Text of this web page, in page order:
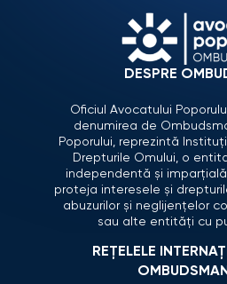
DESPRE
Oficiul Avocatului
denumirea de
Poporului, reprezintă
Drepturile Omului, o
independentă și
proteja interesele și
abuzurilor și neglijențelor
sau alte entități cu
REȚELELE